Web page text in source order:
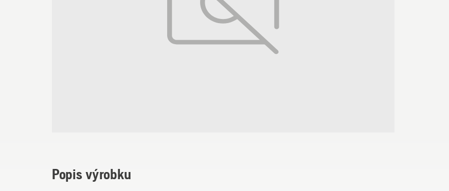
Popis výrobku